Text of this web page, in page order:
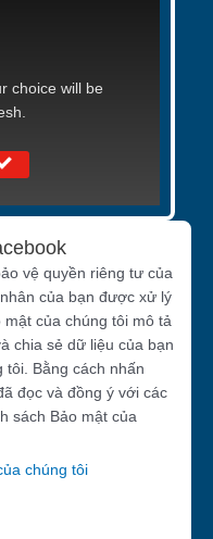
choice will be
vệ quyền riêng tư của
của bạn được xử lý
của chúng tôi mô tả
chia sẻ dữ liệu của bạn
tôi. Bằng cách nhấn
đọc và đồng ý với các
sách Bảo mật của
chúng tôi